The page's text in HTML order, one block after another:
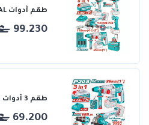
طقم أدوات TOTAL اللاسلكي 5×1
99.230
طقم 3 أدوات احترافية من توتال
69.200